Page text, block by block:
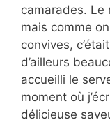
camarades. Le
mais comme
convives,
d’ailleurs
accueilli le
moment où
délicieuse